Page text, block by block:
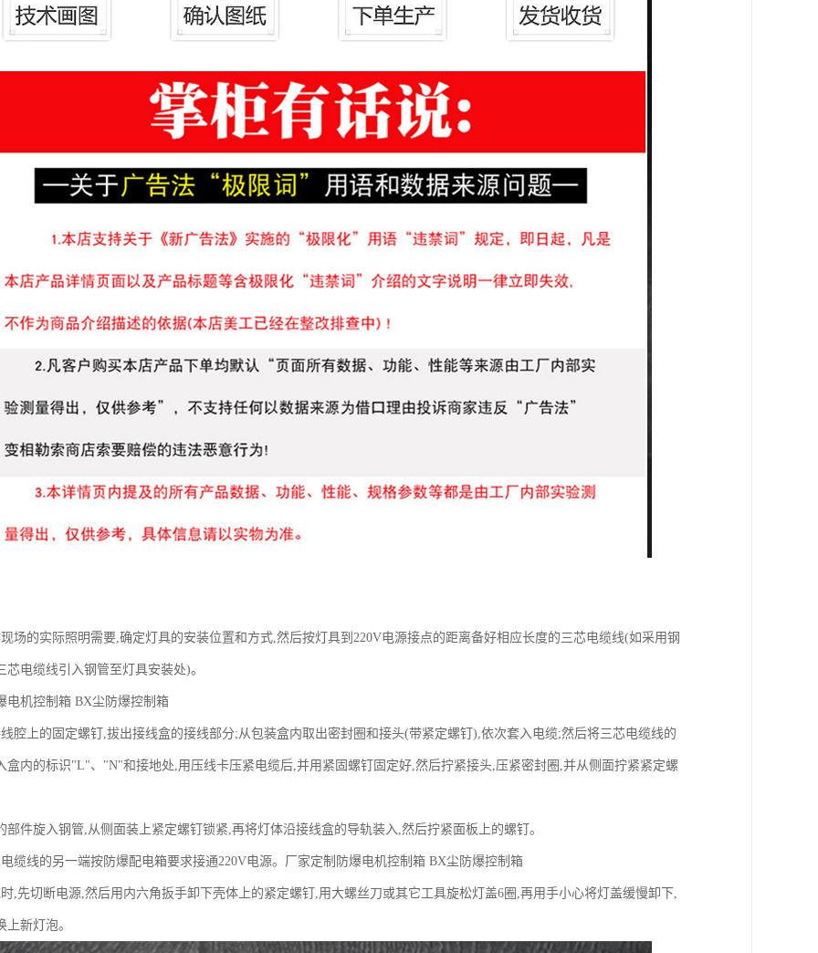
场的实际照明需要,确定灯具的安装位置和方式,然后按灯具到220V电源接点的距离备好相应长度的三芯电缆线(如采用钢
芯电缆线引入钢管至灯具安装处)。
电机控制箱 BX尘防爆控制箱
腔上的固定螺钉,拔出接线盒的接线部分;从包装盒内取出密封圈和接头(带紧定螺钉),依次套入电缆;然后将三芯电缆线的
盒内的标识"L"、"N"和接地处,用压线卡压紧电缆后,并用紧固螺钉固定好,然后拧紧接头,压紧密封圈,并从侧面拧紧紧定螺
部件旋入钢管,从侧面装上紧定螺钉锁紧,再将灯体沿接线盒的导轨装入,然后拧紧面板上的螺钉。
缆线的另一端按防爆配电箱要求接通220V电源。厂家定制防爆电机控制箱 BX尘防爆控制箱
,先切断电源,然后用内六角扳手卸下壳体上的紧定螺钉,用大螺丝刀或其它工具旋松灯盖6圈,再用手小心将灯盖缓慢卸下,
上新灯泡。